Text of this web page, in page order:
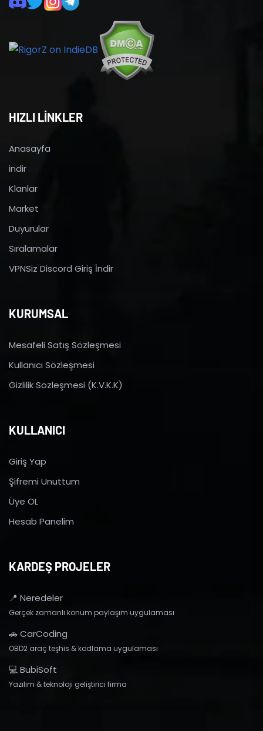
HIZLI LİNKLER
Anasayfa
indir
Klanlar
Market
Duyurular
Sıralamalar
VPNSiz Discord Giriş İndir
KURUMSAL
Mesafeli Satış Sözleşmesi
Kullanıcı Sözleşmesi
Gizlilik Sözleşmesi (K.V.K.K)
KULLANICI
Giriş Yap
Şifremi Unuttum
Üye OL
Hesab Panelim
KARDEŞ PROJELER
📍 Neredeler
Gerçek zamanlı konum paylaşım uygulaması
🚗 CarCoding
OBD2 araç teşhis & kodlama uygulaması
💻 BubiSoft
Yazılım & teknoloji geliştirici firma